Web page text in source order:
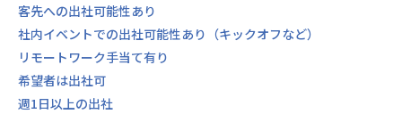
客先への出社可能性あり
社内イベントでの出社可能性あり（キックオフなど）
リモートワーク手当て有り
希望者は出社可
週1日以上の出社